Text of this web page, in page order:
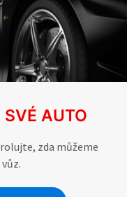
AUTO
zda můžeme